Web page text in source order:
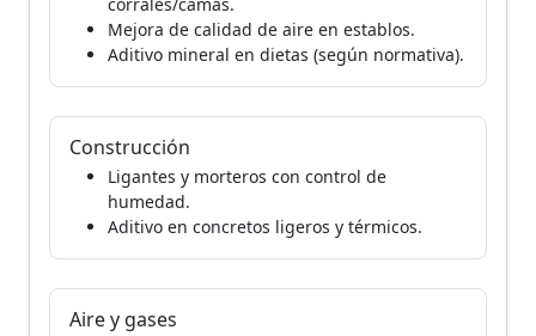
Mejora de calidad de aire en establos.
Aditivo mineral en dietas (según normativa).
Construcción
Ligantes y morteros con control de
humedad.
Aditivo en concretos ligeros y térmicos.
Aire y gases